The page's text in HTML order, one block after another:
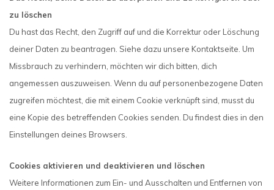
zu löschen
Du hast das Recht, den Zugriff auf und die Korrektur oder Löschung
deiner Daten zu beantragen. Siehe dazu unsere Kontaktseite. Um
Missbrauch zu verhindern, möchten wir dich bitten, dich
angemessen auszuweisen. Wenn du auf personenbezogene Daten
zugreifen möchtest, die mit einem Cookie verknüpft sind, musst du
eine Kopie des betreffenden Cookies senden. Du findest dies in den
Einstellungen deines Browsers.
Cookies aktivieren und deaktivieren und löschen
Weitere Informationen zum Ein- und Ausschalten und Entfernen von